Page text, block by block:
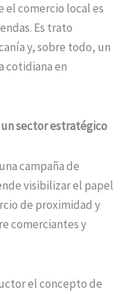
el comercio local es
Es trato
y, sobre todo, un
cotidiana en
un sector estratégico
campaña de
visibilizar el papel
de proximidad y
comerciantes y
el concepto de